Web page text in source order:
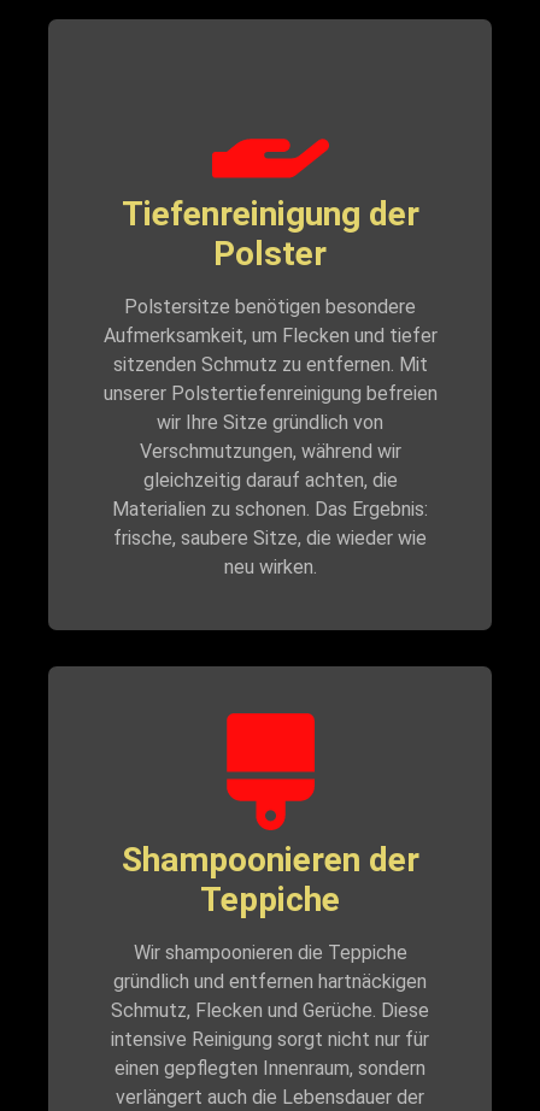
Tiefenreinigung der
Polster
Polstersitze benötigen besondere
Aufmerksamkeit, um Flecken und tiefer
sitzenden Schmutz zu entfernen. Mit
unserer Polstertiefenreinigung befreien
wir Ihre Sitze gründlich von
Verschmutzungen, während wir
gleichzeitig darauf achten, die
Materialien zu schonen. Das Ergebnis:
frische, saubere Sitze, die wieder wie
neu wirken.
Shampoonieren der
Teppiche
Wir shampoonieren die Teppiche
gründlich und entfernen hartnäckigen
Schmutz, Flecken und Gerüche. Diese
intensive Reinigung sorgt nicht nur für
einen gepflegten Innenraum, sondern
verlängert auch die Lebensdauer der